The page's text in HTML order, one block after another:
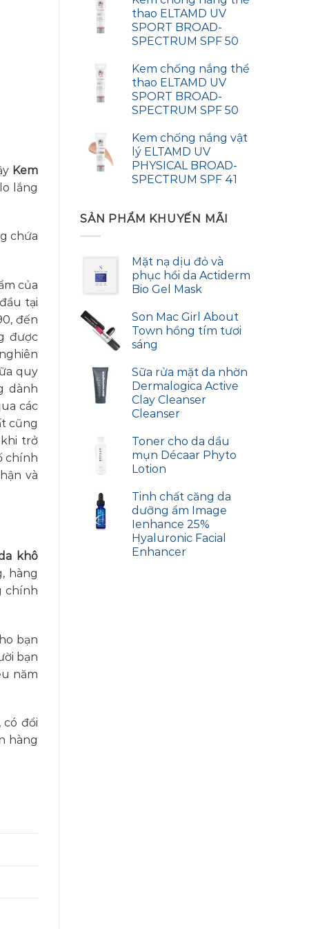
thao ELTAMD UV
SPORT BROAD-
SPECTRUM SPF 50
Kem chống nắng thể
thao ELTAMD UV
SPORT BROAD-
SPECTRUM SPF 50
Kem chống nắng vật
lý ELTAMD UV
PHYSICAL BROAD-
SPECTRUM SPF 41
SẢN PHẨM KHUYẾN MÃI
Mặt nạ dịu đỏ và
phục hồi da Actiderm
Bio Gel Mask
Son Mac Girl About
Town hồng tím tươi
sáng
Sữa rửa mặt da nhờn
Dermalogica Active
Clay Cleanser
Cleanser
Toner cho da dầu
mụn Décaar Phyto
Lotion
Tinh chất căng da
dưỡng ẩm Image
Ienhance 25%
Hyaluronic Facial
Enhancer
Kem
lắng
chứa
của
tại
đến
được
quy
dành
các
cũng
trở
chính
và
khô
hàng
chính
bạn
bạn
năm
đổi
hàng